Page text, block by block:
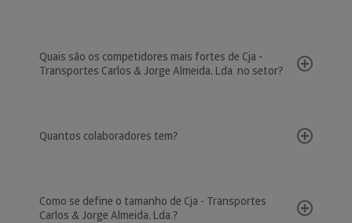
Quais são os competidores mais fortes de Cja -
Transportes Carlos & Jorge Almeida, Lda. no setor?
Quantos colaboradores tem?
Como se define o tamanho de Cja - Transportes
Carlos & Jorge Almeida, Lda.?